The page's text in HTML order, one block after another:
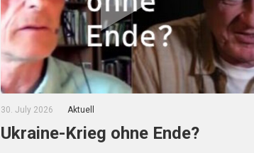
30. July 2026 Aktuell
Ukraine-Krieg ohne Ende?